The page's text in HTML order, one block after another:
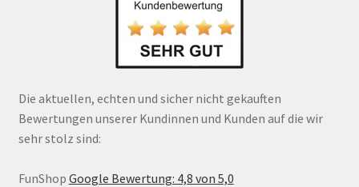
Die aktuellen, echten und sicher nicht gekauften
Bewertungen unserer Kundinnen und Kunden auf die wir
sehr stolz sind:
FunShop Google Bewertung: 4,8 von 5,0